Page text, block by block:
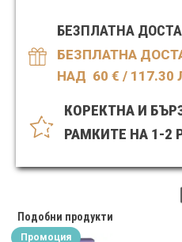
БЕЗПЛАТНА
БЕЗПЛАТНА
НАД 60 € / 117.30
КОРЕКТНА И
РАМКИТЕ НА 1-2
Подобни продукти
Промоция